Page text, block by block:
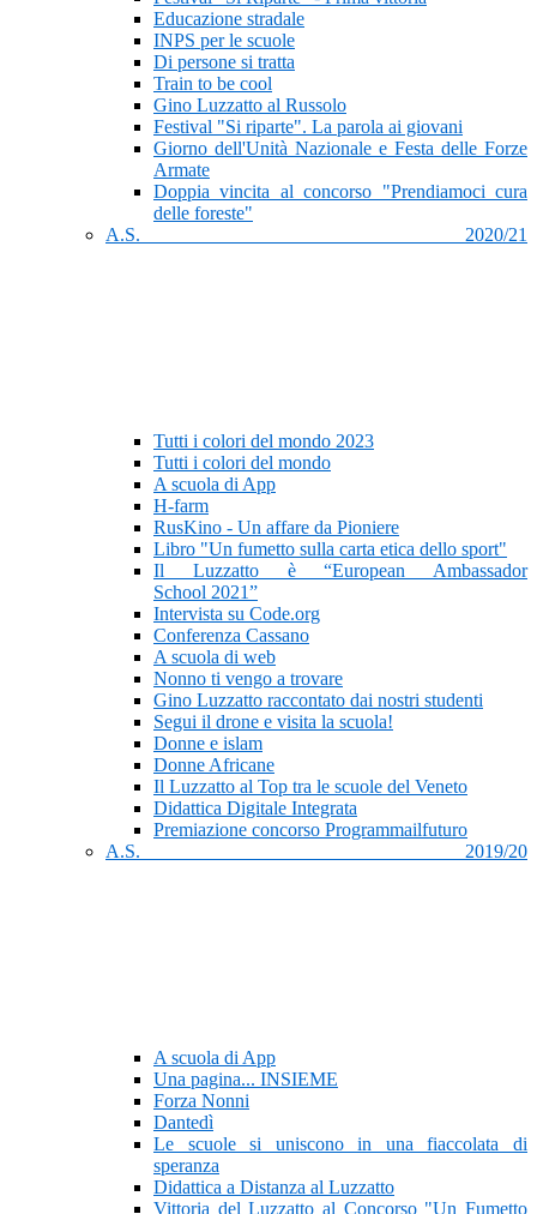
Educazione stradale
INPS per le scuole
Di persone si tratta
Train to be cool
Gino Luzzatto al Russolo
Festival "Si riparte". La parola ai giovani
Giorno dell'Unità Nazionale e Festa delle Forze
Armate
Doppia vincita al concorso "Prendiamoci cura
delle foreste"
A.S. 2020/21
Tutti i colori del mondo 2023
Tutti i colori del mondo
A scuola di App
H-farm
RusKino - Un affare da Pioniere
Libro "Un fumetto sulla carta etica dello sport"
Il Luzzatto è “European Ambassador
School 2021”
Intervista su Code.org
Conferenza Cassano
A scuola di web
Nonno ti vengo a trovare
Gino Luzzatto raccontato dai nostri studenti
Segui il drone e visita la scuola!
Donne e islam
Donne Africane
Il Luzzatto al Top tra le scuole del Veneto
Didattica Digitale Integrata
Premiazione concorso Programmailfuturo
A.S. 2019/20
A scuola di App
Una pagina... INSIEME
Forza Nonni
Dantedì
Le scuole si uniscono in una fiaccolata di
speranza
Didattica a Distanza al Luzzatto
Vittoria del Luzzatto al Concorso "Un Fumetto